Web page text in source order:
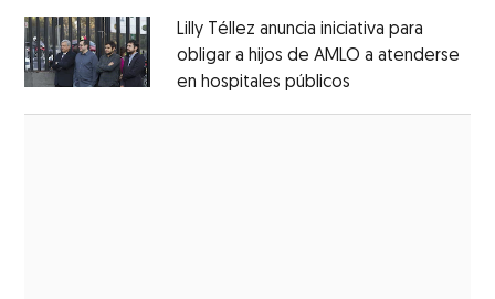
Lilly Téllez anuncia iniciativa para
obligar a hijos de AMLO a atenderse
en hospitales públicos